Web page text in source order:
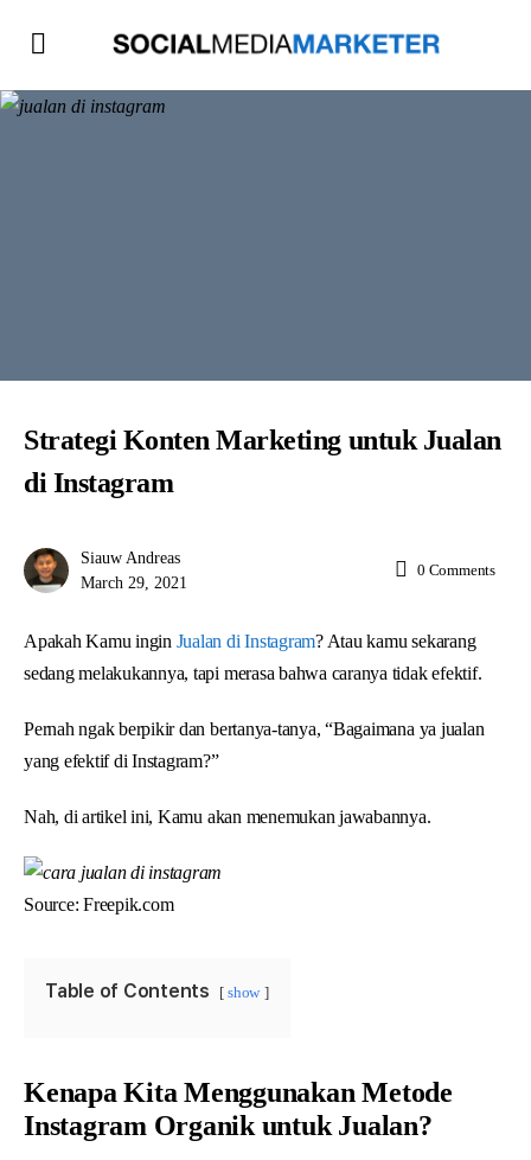
Strategi Konten Marketing untuk Jualan
di Instagram
Siauw Andreas
March 29, 2021
0 Comments
Apakah Kamu ingin Jualan di Instagram? Atau kamu sekarang
sedang melakukannya, tapi merasa bahwa caranya tidak efektif.
Pernah ngak berpikir dan bertanya-tanya, “Bagaimana ya jualan
yang efektif di Instagram?”
Nah, di artikel ini, Kamu akan menemukan jawabannya.
Source: Freepik.com
Table of Contents show
Kenapa Kita Menggunakan Metode
Instagram Organik untuk Jualan?